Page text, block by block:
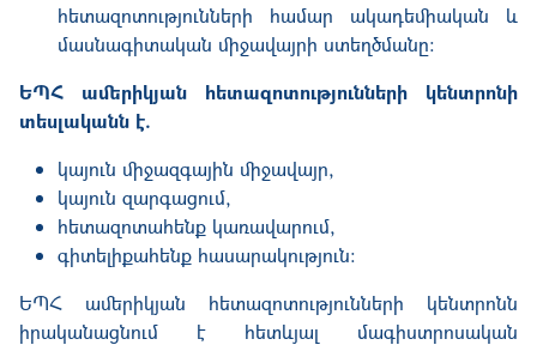
հետազոտությունների
համար ակադեմիական
և
մասնագիտական միջավայրի ստեղծմանը։
ԵՊՀ ամերիկյան հետազոտությունների
կենտրոնի
տեսլականն է.
կայուն միջազգային միջավայր,
կայուն զարգացում,
հետազոտահենք կառավարում,
գիտելիքահենք հասարակություն:
ԵՊՀ ամերիկյան հետազոտությունների կենտրոնն
իրականացնում է հետևյալ մագիստրոսական